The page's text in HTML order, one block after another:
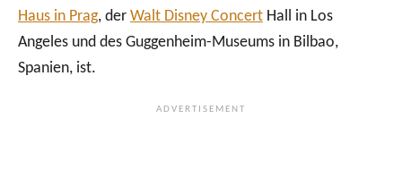
Haus in Prag, der Walt Disney Concert Hall in Los
Angeles und des Guggenheim-Museums in Bilbao,
Spanien, ist.